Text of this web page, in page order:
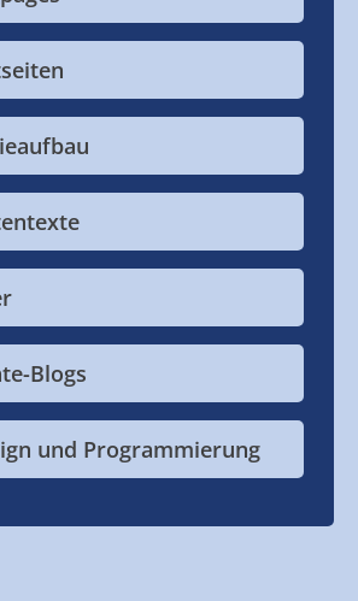
Blogs
und Programmierung